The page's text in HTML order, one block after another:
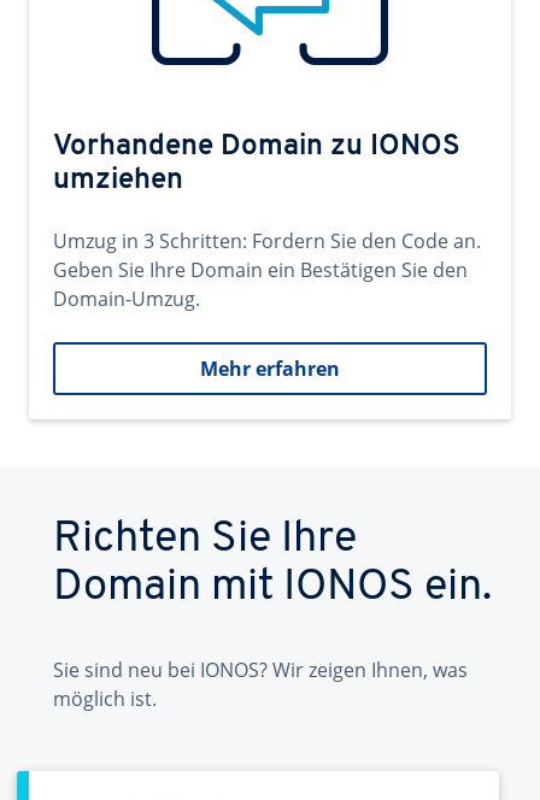
Vorhandene Domain zu IONOS
umziehen
Umzug in 3 Schritten: Fordern Sie den Code an.
Geben Sie Ihre Domain ein Bestätigen Sie den
Domain-Umzug.
Mehr erfahren
Richten Sie Ihre
Domain mit IONOS ein.
Sie sind neu bei IONOS? Wir zeigen Ihnen, was
möglich ist.